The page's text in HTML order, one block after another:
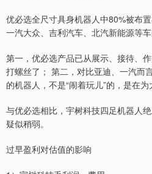
优必选全尺寸具身机器人中80%被布
一汽大众、吉利汽车、北汽新能源等
第一，优必选产品已从展示、接待、
打螺丝了； 第二，对比亚迪、一汽而
的机器人，不是“闹着玩儿”的，是在为
与优必选相比，宇树科技四足机器人
疑似稍弱。
过早盈利对估值的影响